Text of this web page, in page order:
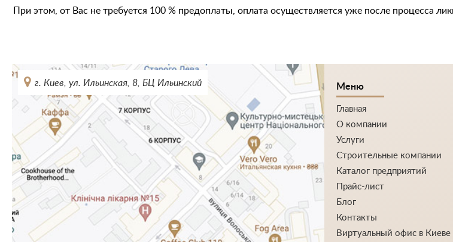
При этом, от Вас не требуется 100 % предоплаты, оплата осуществляется уже после процесса
г. Киев, ул. Ильинская, 8, БЦ Ильинский Меню
Главная
О компании
Услуги
Строительные компании
Каталог предприятий
Прайс-лист
Блог
Контакты
Виртуальный офис в